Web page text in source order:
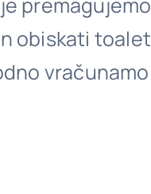
obiskati